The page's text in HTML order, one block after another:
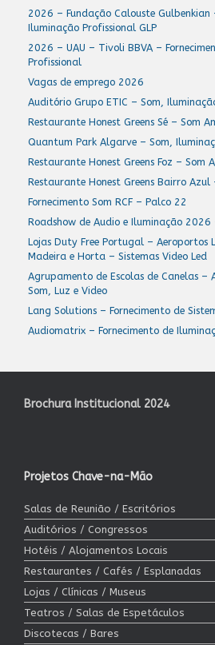
2026 – Fundação Calouste Gulbenkian
Iluminação Profissional GLP
2026 – UAU – Tivoli BBVA –
Profissional
Vagas de emprego 2026
Auditório Grupo ETIC – Som,
Restaurante Honest Greens Sé – Som
Quantum Park Algarve – Som,
Restaurante Honest Greens Foz – Som
Restaurante Honest Greens Bairro Azul
Fornecimento Som RCF – Palco 22
Roadshow de Audio e Iluminação 2026
Lojas Duty Free Portugal – Aeroportos
Madeira e Horta – Sistemas Video Led
Agrupamento de Escolas de Canelas –
Som, Luz e Video
Lang Solutions – Fornecimento de
Audiomatrix – Fornecimento de
Brochura Institucional 2024
Projetos Chave-na-Mão
Salas de Reunião / Escritórios
Auditórios / Congressos
Hotéis / Alojamentos Locais
Restaurantes / Cafés / Esplanadas
Lojas / Clínicas / Museus
Teatros / Salas de Espetáculos
Discotecas / Bares